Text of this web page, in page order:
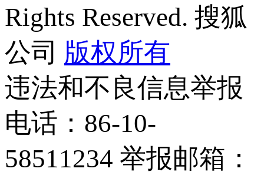
Rights Reserved. 搜狐
公司 版权所有
违法和不良信息举报
电话：86-10-
58511234 举报邮箱：